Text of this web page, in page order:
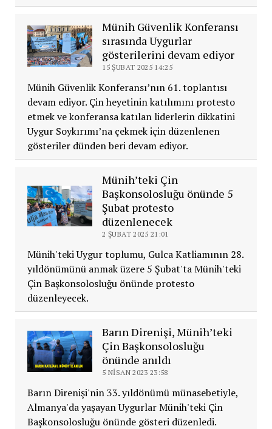
Münih Güvenlik Konferansı
sırasında Uygurlar
gösterilerini devam ediyor
15 ŞUBAT 2025 14:25
Münih Güvenlik Konferansı’nın 61. toplantısı
devam ediyor. Çin heyetinin katılımını protesto
etmek ve konferansa katılan liderlerin dikkatini
Uygur Soykırımı’na çekmek için düzenlenen
gösteriler dünden beri devam ediyor.
Münih’teki Çin
Başkonsolosluğu önünde 5
Şubat protesto
düzenlenecek
2 ŞUBAT 2025 21:01
Münih'teki Uygur toplumu, Gulca Katliamının 28.
yıldönümünü anmak üzere 5 Şubat'ta Münih'teki
Çin Başkonsolosluğu önünde protesto
düzenleyecek.
Barın Direnişi, Münih’teki
Çin Başkonsolosluğu
önünde anıldı
5 NISAN 2023 23:58
Barın Direnişi'nin 33. yıldönümü münasebetiyle,
Almanya'da yaşayan Uygurlar Münih'teki Çin
Başkonsolosluğu önünde gösteri düzenledi.